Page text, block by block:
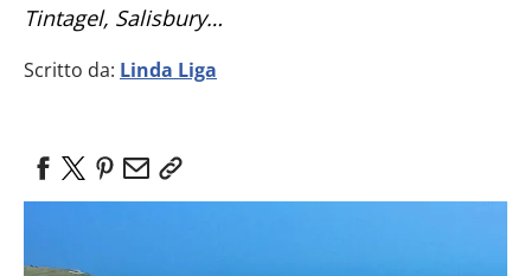
Tintagel, Salisbury…
Scritto da: Linda Liga